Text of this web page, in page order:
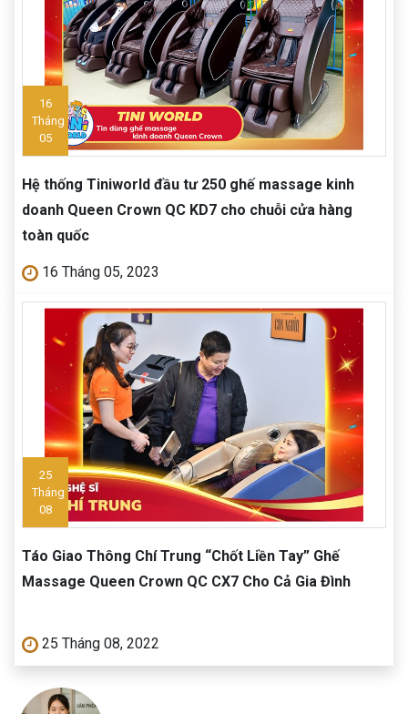
16
Tháng
05
Hệ thống Tiniworld đầu tư 250 ghế massage kinh
doanh Queen Crown QC KD7 cho chuỗi cửa hàng
toàn quốc
16 Tháng 05, 2023
25
Tháng
08
Táo Giao Thông Chí Trung “Chốt Liền Tay” Ghế
Massage Queen Crown QC CX7 Cho Cả Gia Đình
25 Tháng 08, 2022